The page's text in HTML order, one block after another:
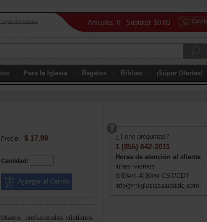
Articulos: 0 Subtotal: $0.00
mi cuenta
Para la Iglesia Regalos Biblias ¡Súper Ofertas!
Precio: $ 17.99
Cantidad:
, profesionales cristianos
¿Tiene preguntas?
1 (855) 642-2011
Horas de atención al cliente
lunes–viernes
8:00AM–4:30PM CST/CDT
info@miiglesiasaludable.com